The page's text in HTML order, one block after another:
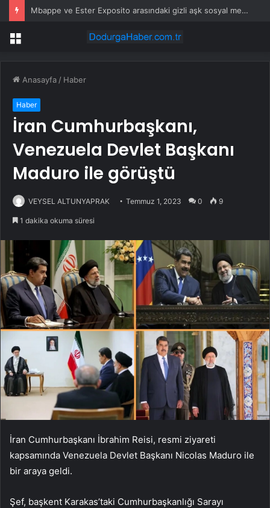
Mbappe ve Ester Exposito arasındaki gizli aşk sosyal medya paylaşımıyla kesinlik kazandı
Menü
Anasayfa / Haber
Haber
İran Cumhurbaşkanı,
Venezuela Devlet Başkanı
Maduro ile görüştü
VEYSEL ALTUNYAPRAK Temmuz 1, 2023 0 9
1 dakika okuma süresi
İran Cumhurbaşkanı İbrahim Reisi, resmi ziyareti
kapsamında Venezuela Devlet Başkanı Nicolas Maduro ile
bir araya geldi.
Şef, başkent Karakas’taki Cumhurbaşkanlığı Sarayı